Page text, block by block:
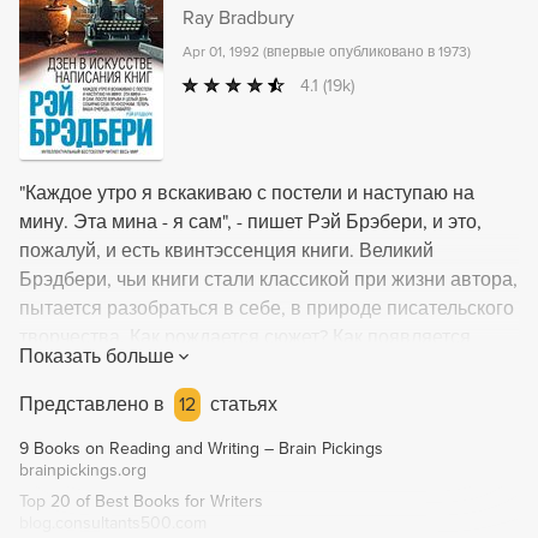
Ray Bradbury
Apr 01, 1992 (впервые опубликовано в 1973)
4.1 (19k)
"Каждое утро я вскакиваю с постели и наступаю на
мину. Эта мина - я сам", - пишет Рэй Брэбери, и это,
пожалуй, и есть квинтэссенция книги. Великий
Брэдбери, чьи книги стали классикой при жизни автора,
пытается разобраться в себе, в природе писательского
замысел? И вообще - в какой момент человек
понимает, что писать книги - и есть его
предназначение? Но это отнюдь не скучные и
пафосные заметки мэтра. У Брэдбери замечательное
чувство юмора, он смотрит на мир глазами не только
всепонимающего, умудренного опытом, но и
Показать больше
Представлено в
12 статьях
9 Books on Reading and Writing – Brain Pickings
brainpickings.org
Top 20 of Best Books for Writers